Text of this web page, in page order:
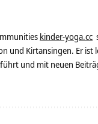
kinder-yoga.cc
und Kirtansingen. Er
und mit neuen